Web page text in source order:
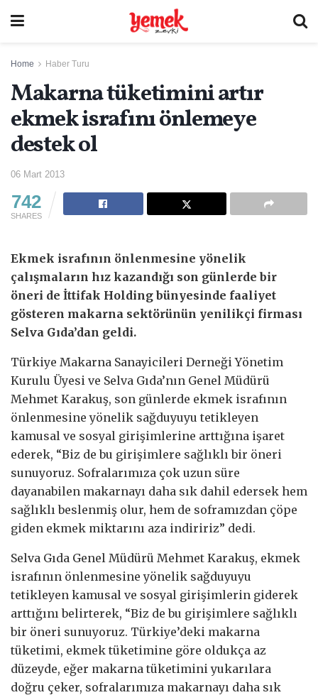
Home Haber Turu
Makarna tüketimini artır
ekmek israfını önlemeye
destek ol
06 Mart 2013
742
SHARES
Ekmek israfının önlenmesine yönelik
çalışmaların hız kazandığı son günlerde bir
öneri de İttifak Holding bünyesinde faaliyet
gösteren makarna sektörünün yenilikçi firması
Selva Gıda’dan geldi.
Türkiye Makarna Sanayicileri Derneği Yönetim
Kurulu Üyesi ve Selva Gıda’nın Genel Müdürü
Mehmet Karakuş, son günlerde ekmek israfının
önlenmesine yönelik sağduyuyu tetikleyen
kamusal ve sosyal girişimlerine arttığına işaret
ederek, “Biz de bu girişimlere sağlıklı bir öneri
sunuyoruz. Sofralarımıza çok uzun süre
dayanabilen makarnayı daha sık dahil edersek hem
sağlıklı beslenmiş olur, hem de soframızdan çöpe
giden ekmek miktarını aza indiririz” dedi.
Selva Gıda Genel Müdürü Mehmet Karakuş, ekmek
israfının önlenmesine yönelik sağduyuyu
tetikleyen kamusal ve sosyal girişimlerin giderek
arttığını belirterek, “Biz de bu girişimlere sağlıklı
bir öneri sunuyoruz. Türkiye’deki makarna
tüketimi, ekmek tüketimine göre oldukça az
düzeyde, eğer makarna tüketimini yukarılara
doğru çeker, sofralarımıza makarnayı daha sık